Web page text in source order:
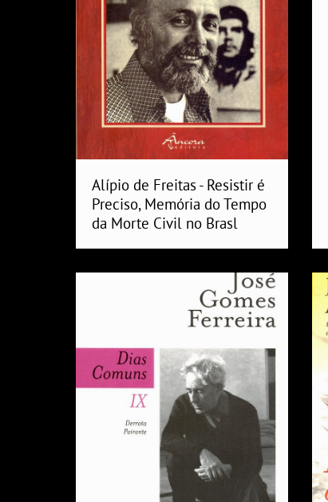
Alípio de Freitas - Resistir é
Preciso, Memória do Tempo
da Morte Civil no Brasl